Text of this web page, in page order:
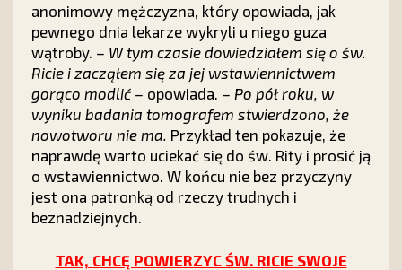
anonimowy mężczyzna, który opowiada, jak
pewnego dnia lekarze wykryli u niego guza
wątroby. – W tym czasie dowiedziałem się o św.
Ricie i zacząłem się za jej wstawiennictwem
gorąco modlić – opowiada. – Po pół roku, w
wyniku badania tomografem stwierdzono, że
nowotworu nie ma. Przykład ten pokazuje, że
naprawdę warto uciekać się do św. Rity i prosić ją
o wstawiennictwo. W końcu nie bez przyczyny
jest ona patronką od rzeczy trudnych i
beznadziejnych.
TAK, CHCĘ POWIERZYC ŚW. RICIE SWOJE